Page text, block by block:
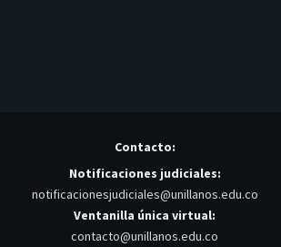
Contacto:
Notificaciones judiciales:
notificacionesjudiciales@unillanos.edu.co
Ventanilla única virtual:
contacto@unillanos.edu.co